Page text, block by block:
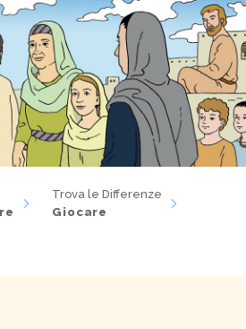
Trova le Differenze
Giocare